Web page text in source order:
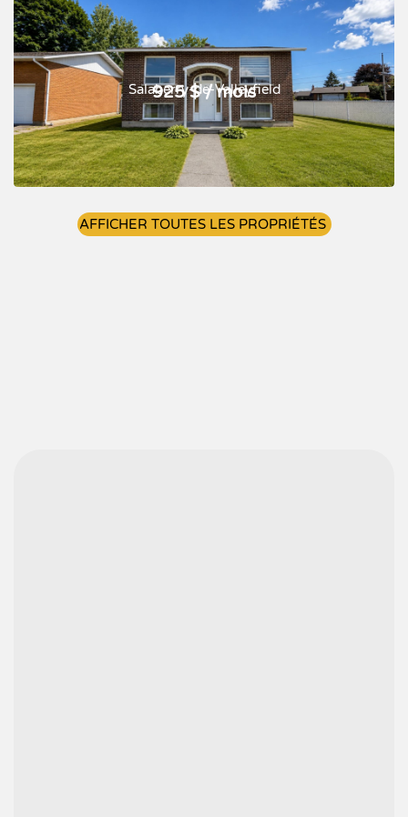
Salaberry-de-Valleyfield
925 $ / mois
AFFICHER TOUTES LES PROPRIÉTÉS